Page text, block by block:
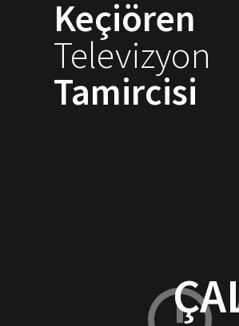
Keçiören
Televizyon
Tamircisi